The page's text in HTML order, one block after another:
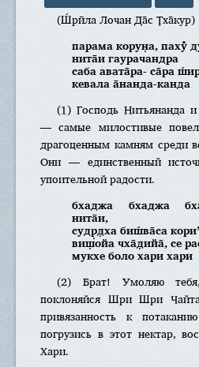
(Ш́рӣла Лочан Да̄с Т̣ха̄кур)
парама корун̣а, паху̐
нита̄и гаурачандра
саба авата̄ра- са̄ра
кевала а̄нанда-канда
(1) Господь Нитьянанда
— самые милостивые
драгоценным камням среди
Они — единственный
упоительной радости.
бхаджа бхаджа
нита̄и,
судр̣д̣ха биш́ва̄са кори’
виш̣ойа чха̄д̣ийа̄, се
мукхе боло хари хари
(2) Брат! Умоляю
поклоняйся Шри Шри
привязанность к
погрузись в этот нектар,
Хари.